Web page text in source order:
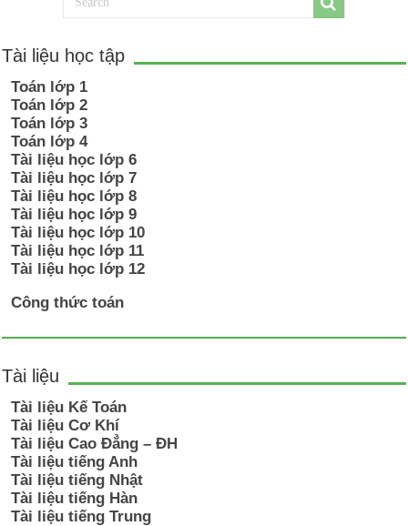
Tài liệu học tập
Toán lớp 1
Toán lớp 2
Toán lớp 3
Toán lớp 4
Tài liệu học lớp 6
Tài liệu học lớp 7
Tài liệu học lớp 8
Tài liệu học lớp 9
Tài liệu học lớp 10
Tài liệu học lớp 11
Tài liệu học lớp 12
Công thức toán
Tài liệu
Tài liệu Kế Toán
Tài liệu Cơ Khí
Tài liệu Cao Đẳng – ĐH
Tài liệu tiếng Anh
Tài liệu tiếng Nhật
Tài liệu tiếng Hàn
Tài liệu tiếng Trung